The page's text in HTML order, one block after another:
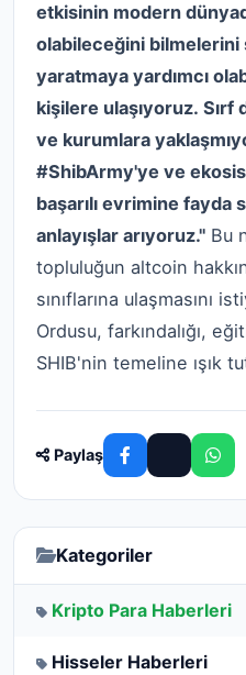
etkisinin modern
olabileceğini bilmelerini
yaratmaya yardımcı
kişilere ulaşıyoruz.
ve kurumlara
#ShibArmy'ye ve
başarılı evrimine fayda
anlayışlar arıyoruz." Bu
topluluğun altcoin
sınıflarına ulaşmasını
Ordusu, farkındalığı,
SHIB'nin temeline ışık
Paylaş
Kategoriler
Kripto Para Haberleri
Hisseler Haberleri